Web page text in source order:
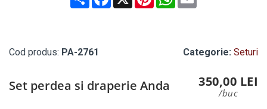
Cod produs: PA-2761 Categorie: Seturi
Set perdea si draperie Anda 350,00 LEI
/buc